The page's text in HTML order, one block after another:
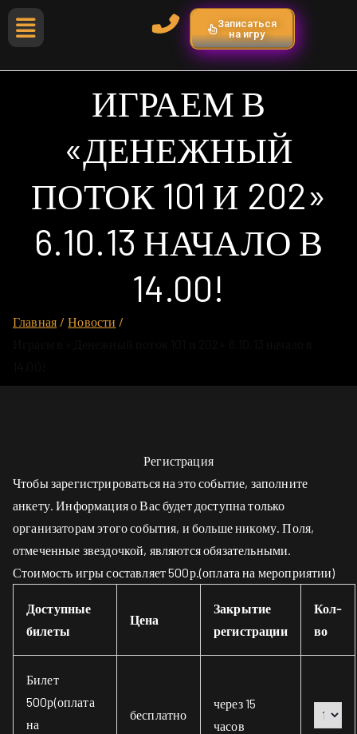
Записаться
на игру
ИГРАЕМ В
«ДЕНЕЖНЫЙ
ПОТОК 101 И 202»
6.10.13 НАЧАЛО В
14.00!
Главная
Новости
Регистрация
Чтобы зарегистрироваться на это событие, заполните
анкету. Информация о Вас будет доступна только
организаторам этого события, и больше никому. Поля,
отмеченные звездочкой, являются обязательными.
Стоимость игры составляет 500р.(оплата на мероприятии)
Доступные
билеты
Цена
Закрытие
регистрации
Кол-
во
Билет
500р(оплата
на
бесплатно
через 15
часов